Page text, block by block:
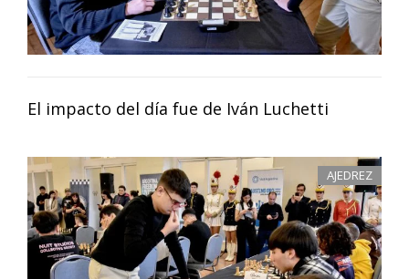
El impacto del día fue de Iván Luchetti
AJEDREZ